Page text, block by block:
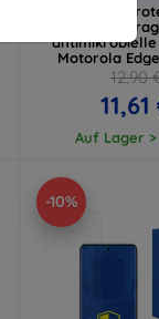
3MK
Motorola
12,90
Auf Lager >
-10%